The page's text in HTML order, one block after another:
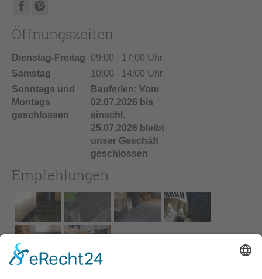
Öffnungszeiten
Dienstag-Freitag
09:00 - 17:00 Uhr
Samstag
10:00 - 14:00 Uhr
Sonntags und
Montags
geschlossen
Bauferien: Vom
02.07.2026 bis
einschl.
25.07.2026 bleibt
unser Geschäft
geschlossen
Empfehlungen